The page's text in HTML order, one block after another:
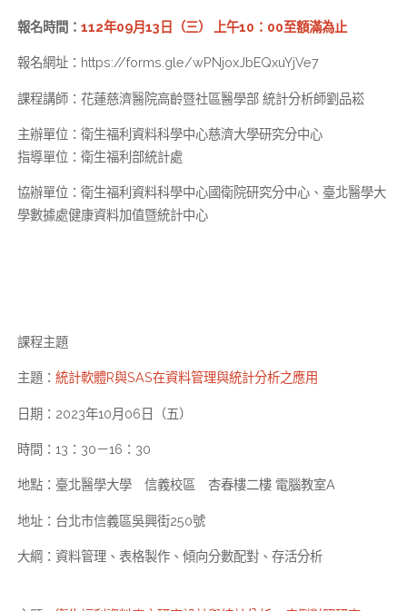
報名時間： 112年09月13日（三） 上午10：00至額滿為止
報名網址：https://forms.gle/wPNjoxJbEQxuYjVe7
課程講師：花蓮慈濟醫院高齡暨社區醫學部 統計分析師劉品崧
主辦單位：衛生福利資料科學中心慈濟大學研究分中心
指導單位：衛生福利部統計處
協辦單位：衛生福利資料科學中心國衛院研究分中心、臺北醫學大
學數據處健康資料加值暨統計中心
課程主題
主題： 統計軟體R與SAS在資料管理與統計分析之應用
日期：2023年10月06日（五）
時間：13：30－16：30
地點：臺北醫學大學 信義校區 杏春樓二樓 電腦教室A
地址：台北市信義區吳興街250號
大綱：資料管理、表格製作、傾向分數配對、存活分析